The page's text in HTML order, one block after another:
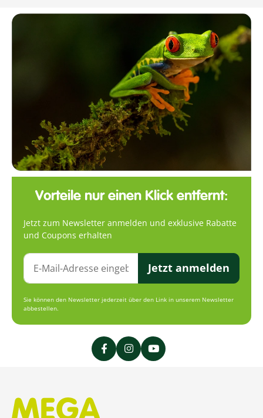
Vorteile nur einen Klick entfernt:
Jetzt zum Newsletter anmelden und exklusive Rabatte
und Coupons erhalten
Jetzt anmelden
Sie können den Newsletter jederzeit über den Link in unserem Newsletter
abbestellen.